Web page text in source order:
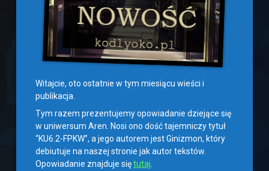
Witajcie, oto ostatnie w tym miesiącu wieści i
publikacja.
Tym razem prezentujemy opowiadanie dziejące się
w uniwersum Aren. Nosi ono dość tajemniczy tytuł
“KU6.2-FPKW”, a jego autorem jest Ginizmon, który
debiutuje na naszej stronie jak autor tekstów.
Opowiadanie znajduje siętutaj.